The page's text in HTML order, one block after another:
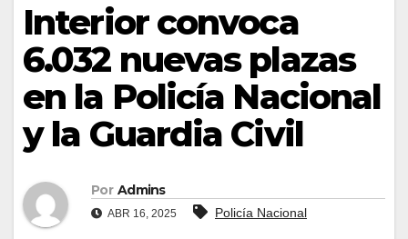
Interior convoca
6.032 nuevas plazas
en la Policía Nacional
y la Guardia Civil
Por Admins
ABR 16, 2025 Policía Nacional